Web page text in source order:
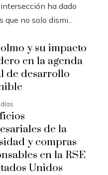
ha dado
no solo dismi...
y su impacto
en la agenda
de desarrollo
de la
y compras
en la RSE
Unidos